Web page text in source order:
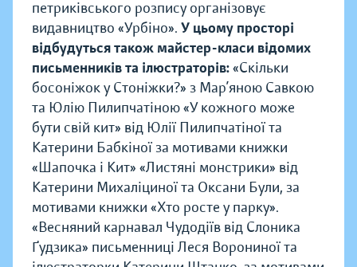
петриківського розпису організовує
видавництво «Урбіно». У цьому просторі
відбудуться також майстер-класи відомих
письменників та ілюстраторів:«Скільки
босоніжок у Стоніжки?» з Мар’яною Савкою
та Юлію Пилипчатіною «У кожного може
бути свій кит» від Юлії Пилипчатіної та
Катерини Бабкіної за мотивами книжки
«Шапочка і Кит» «Листяні монстрики» від
Катерини Михаліциної та Оксани Були, за
мотивами книжки «Хто росте у парку».
«Весняний карнавал Чудодіїв від Слоника
Ґудзика» письменниці Леся Ворониної та